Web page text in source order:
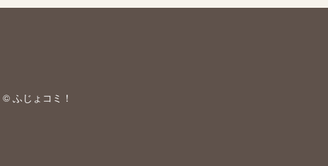
© ふじょコミ！